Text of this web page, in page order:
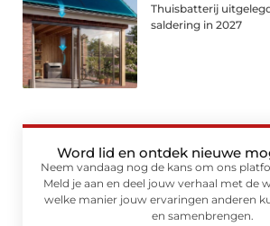
Thuisbatterij
saldering in 2027
Word lid en ontdek nieuwe
Neem vandaag nog de kans om ons
Meld je aan en deel jouw verhaal met de
welke manier jouw ervaringen anderen
en samenbrengen.